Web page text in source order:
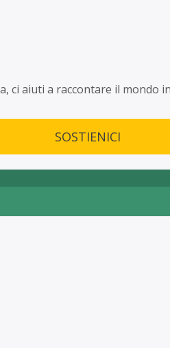
ci aiuti a raccontare il mondo
SOSTIENICI